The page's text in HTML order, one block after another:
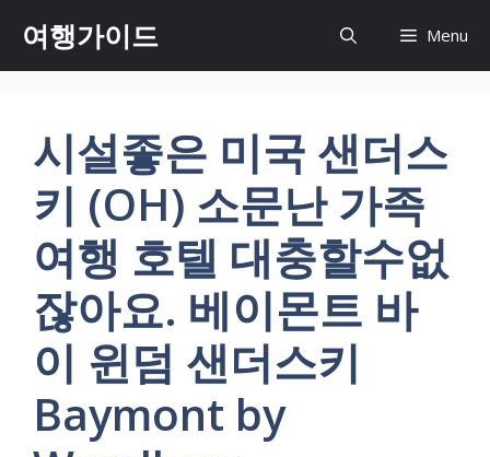
츠
여행가이드 Menu
시설좋은 미국 샌더스
키 (OH) 소문난 가족
여행 호텔 대충할수없
잖아요. 베이몬트 바
이 윈덤 샌더스키
Baymont by